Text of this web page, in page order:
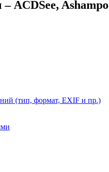
ACDSee,
(тип, формат, EXIF и пр.)